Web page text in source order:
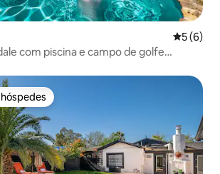
5 de
5 (6)
com piscina e campo de golfe
preferidos dos hóspedes